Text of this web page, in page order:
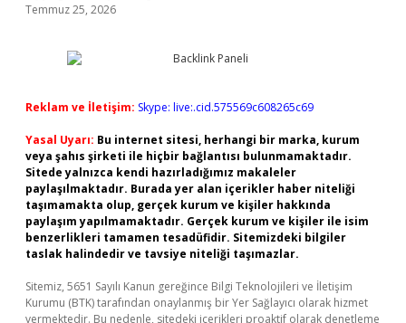
Temmuz 25, 2026
Reklam ve İletişim: Skype: live:.cid.575569c608265c69
Yasal Uyarı: Bu internet sitesi, herhangi bir marka, kurum
veya şahıs şirketi ile hiçbir bağlantısı bulunmamaktadır.
Sitede yalnızca kendi hazırladığımız makaleler
paylaşılmaktadır. Burada yer alan içerikler haber niteliği
taşımamakta olup, gerçek kurum ve kişiler hakkında
paylaşım yapılmamaktadır. Gerçek kurum ve kişiler ile isim
benzerlikleri tamamen tesadüfidir. Sitemizdeki bilgiler
taslak halindedir ve tavsiye niteliği taşımazlar.
Sitemiz, 5651 Sayılı Kanun gereğince Bilgi Teknolojileri ve İletişim
Kurumu (BTK) tarafından onaylanmış bir Yer Sağlayıcı olarak hizmet
vermektedir. Bu nedenle, sitedeki içerikleri proaktif olarak denetleme